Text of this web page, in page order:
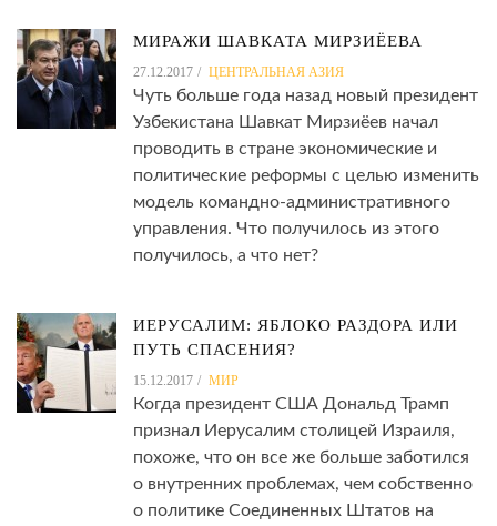
МИРАЖИ ШАВКАТА МИРЗИЁЕВА
27.12.2017 ЦЕНТРАЛЬНАЯ АЗИЯ
Чуть больше года назад новый президент
Узбекистана Шавкат Мирзиёев начал
проводить в стране экономические и
политические реформы с целью изменить
модель командно-административного
управления. Что получилось из этого
получилось, а что нет?
ИЕРУСАЛИМ: ЯБЛОКО РАЗДОРА ИЛИ
ПУТЬ СПАСЕНИЯ?
15.12.2017 МИР
Когда президент США Дональд Трамп
признал Иерусалим столицей Израиля,
похоже, что он все же больше заботился
о внутренних проблемах, чем собственно
о политике Соединенных Штатов на